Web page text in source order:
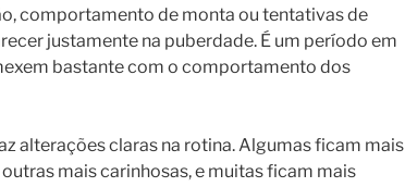
comportamento de monta ou tentativas de
justamente na puberdade. É um período em
bastante com o comportamento dos
alterações claras na rotina. Algumas ficam mais
mais carinhosas, e muitas ficam mais